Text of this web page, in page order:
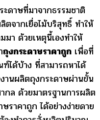
ดาษที่มาจากธรรมชาติ
ตจากเยื่อไม้บริสุทธิ์ ทำให้
า ด้วยเหตุนี้เองทำให้
ถุงกระดาษราคาถูก เพื่อที่
ได้บ้าง ที่สามารถหาได้
านผลิตถุงกระดาษผ่านขั้น
กล ด้วยมาตรฐานการผลิต
ราคาถูก ได้อย่างง่ายดาย